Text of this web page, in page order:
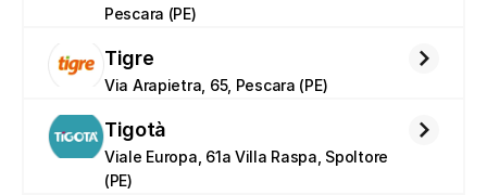
Pescara (PE)
Tigre
Via Arapietra, 65, Pescara (PE)
Tigotà
Viale Europa, 61a Villa Raspa, Spoltore
(PE)